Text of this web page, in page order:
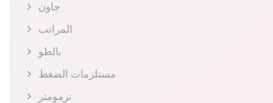
جاون
المراتب
بالطو
مستلزمات الضغط
ترمومتر